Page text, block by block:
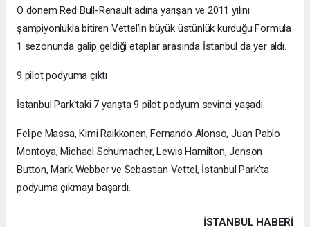
O dönem Red Bull-Renault adına yarışan ve 2011 yılını
şampiyonlukla bitiren Vettel'in büyük üstünlük kurduğu Formula
1 sezonunda galip geldiği etaplar arasında İstanbul da yer aldı.
9 pilot podyuma çıktı
İstanbul Park'taki 7 yarışta 9 pilot podyum sevinci yaşadı.
Felipe Massa, Kimi Raikkonen, Fernando Alonso, Juan Pablo
Montoya, Michael Schumacher, Lewis Hamilton, Jenson
Button, Mark Webber ve Sebastian Vettel, İstanbul Park'ta
podyuma çıkmayı başardı.
İSTANBUL HABERİ